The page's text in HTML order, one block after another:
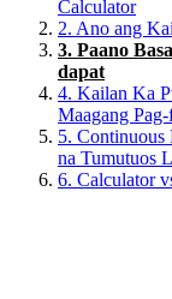
Calculator
2. Ano ang
3. Paano
dapat
4. Kailan Ka
Maagang
5. Continuous
na Tumutuos
6. Calculator